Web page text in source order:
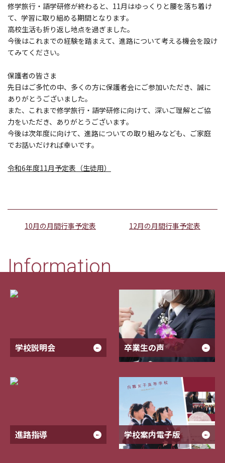
修学旅行・語学研修が終わると、11月はゆっくりと腰を落ち着け
て、学習に取り組める期間となります。
高校生活も折り返し地点を過ぎました。
今後はこれまでの経験を踏まえて、進路について考える機会を設け
てみてください。
保護者の皆さま
先日はご多忙の中、多くの方に保護者会にご参加いただき、誠に
ありがとうございました。
また、これまで修学旅行・語学研修に向けて、深いご理解とご協
力をいただき、ありがとうございます。
今後は次年度に向けて、進路についての取り組みなども、ご家庭
でお話いだければ幸いです。
令和6年度11月予定表（生徒用）
10月の月間行事予定表 12月の月間行事予定表
Information
学校説明会 卒業生の声
進路指導 学校案内電子版